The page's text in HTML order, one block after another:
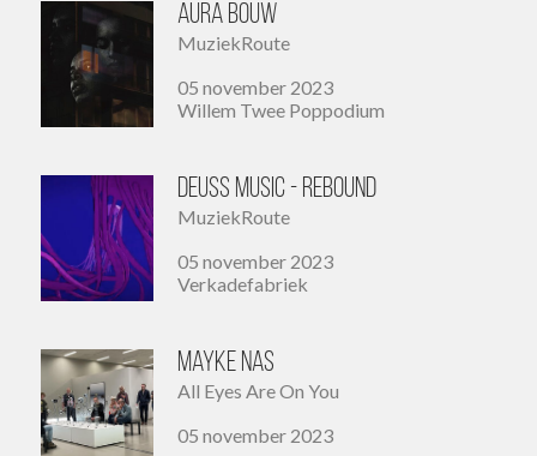
Aura Bouw
MuziekRoute
05 november 2023
Willem Twee Poppodium
Deuss Music - Rebound
MuziekRoute
05 november 2023
Verkadefabriek
Mayke Nas
All Eyes Are On You
05 november 2023